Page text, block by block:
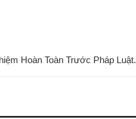
Hoàn Toàn Trước Pháp Luật.